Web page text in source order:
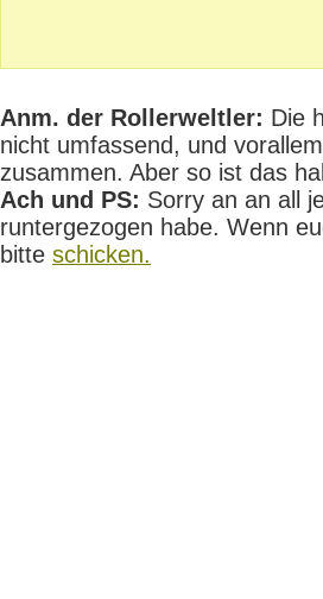
Anm. der Rollerweltler: Die
nicht umfassend, und
zusammen. Aber so ist das
Ach und PS: Sorry an an all
runtergezogen habe. Wenn
bitte schicken.